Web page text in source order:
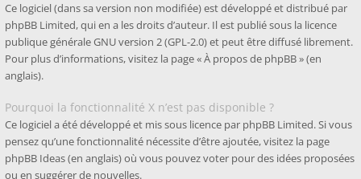
Ce logiciel (dans sa version non modifiée) est développé et distribué par
phpBB Limited, qui en a les droits d’auteur. Il est publié sous la licence
publique générale GNU version 2 (GPL-2.0) et peut être diffusé librement.
Pour plus d’informations, visitez la page «À propos de phpBB» (en
anglais).
Pourquoi la fonctionnalité X n’est pas disponible ?
Ce logiciel a été développé et mis sous licence par phpBB Limited. Si vous
pensez qu’une fonctionnalité nécessite d’être ajoutée, visitez la page
phpBB Ideas(en anglais) où vous pouvez voter pour des idées proposées
ou en suggérer de nouvelles.